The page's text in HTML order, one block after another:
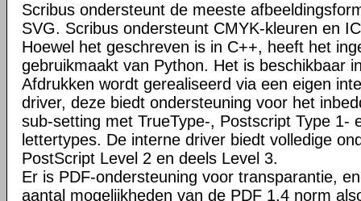
Scribus ondersteunt de meeste
SVG. Scribus ondersteunt CMYK-kleuren en
Hoewel het geschreven is in C++, heeft het
gebruikmaakt van Python. Het is beschikbaar
Afdrukken wordt gerealiseerd via een eigen
driver, deze biedt ondersteuning voor het
sub-setting met TrueType-, Postscript Type 1-
lettertypes. De interne driver biedt volledige
PostScript Level 2 en deels Level 3.
Er is PDF-ondersteuning voor transparantie,
aantal mogelijkheden van de PDF 1.4 norm